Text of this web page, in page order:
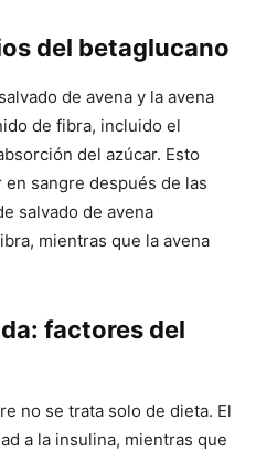
del betaglucano
de avena y la avena
de fibra, incluido el
del azúcar. Esto
sangre después de las
salvado de avena
mientras que la avena
factores del
no se trata solo de dieta. El
a la insulina, mientras que